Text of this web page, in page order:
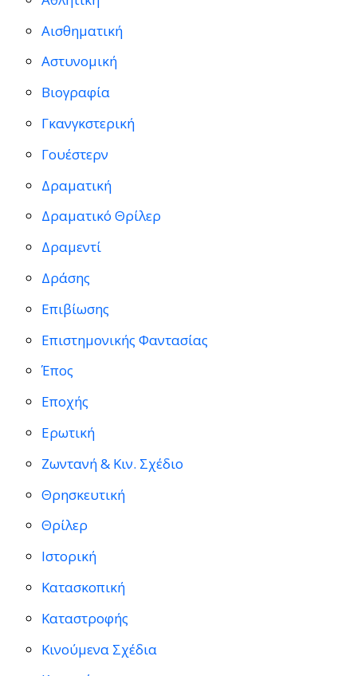
Αισθηματική
Αστυνομική
Βιογραφία
Γκανγκστερική
Γουέστερν
Δραματική
Δραματικό Θρίλερ
Δραμεντί
Δράσης
Επιβίωσης
Επιστημονικής Φαντασίας
Έπος
Εποχής
Ερωτική
Ζωντανή & Κιν. Σχέδιο
Θρησκευτική
Θρίλερ
Ιστορική
Κατασκοπική
Καταστροφής
Κινούμενα Σχέδια